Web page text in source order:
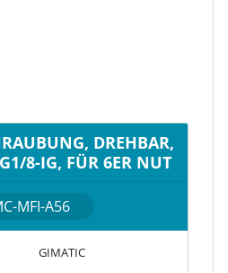
DREHBAR,
8-IG, FÜR 6ER NUT
MFI-A56
GIMATIC